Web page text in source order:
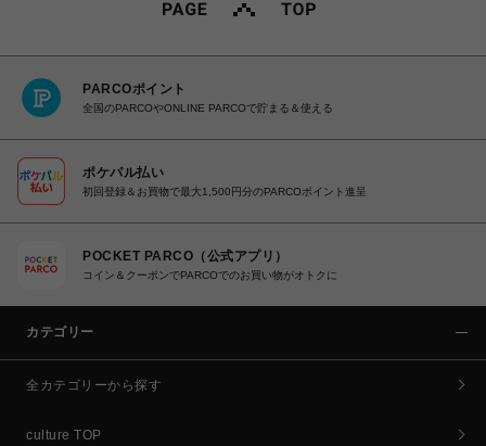
PARCOポイント
全国のPARCOやONLINE PARCOで貯まる＆使える
ポケパル払い
初回登録＆お買物で最大1,500円分のPARCOポイント進呈
POCKET PARCO（公式アプリ）
コイン＆クーポンでPARCOでのお買い物がオトクに
カテゴリー
全カテゴリーから探す
culture TOP